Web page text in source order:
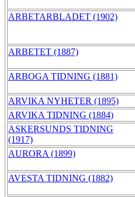
ARBETARBLADET (1902)
ARBETET (1887)
ARBOGA TIDNING (1881)
ARVIKA NYHETER (1895)
ARVIKA TIDNING (1884)
ASKERSUNDS TIDNING
(1917)
AURORA (1899)
AVESTA TIDNING (1882)